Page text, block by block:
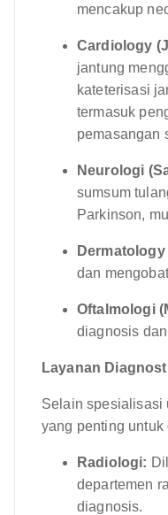
mencakup
Cardiology
jantung
kateterisasi
termasuk
pemasangan
Neurologi
sumsum
Parkinson,
dan
Oftalmologi
diagnosis
Layanan
Selain spesialisasi
yang penting untuk
Radiologi:
departemen
diagnosis.